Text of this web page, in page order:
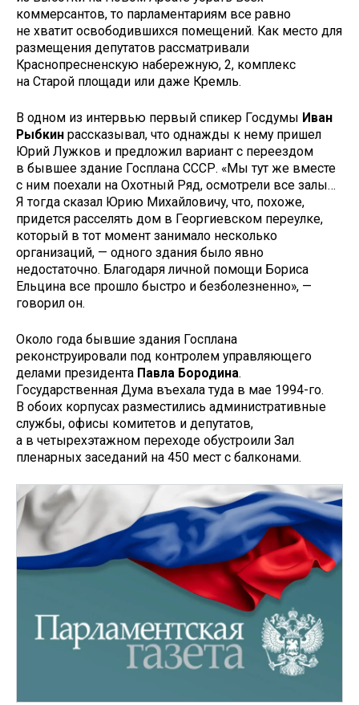
коммерсантов, то парламентариям все равно
не хватит освободившихся помещений. Как место для
размещения депутатов рассматривали
Краснопресненскую набережную, 2, комплекс
на Старой площади или даже Кремль.
В одном из интервью первый спикер Госдумы Иван
Рыбкин рассказывал, что однажды к нему пришел
Юрий Лужков и предложил вариант с переездом
в бывшее здание Госплана СССР. «Мы тут же вместе
с ним поехали на Охотный Ряд, осмотрели все залы…
Я тогда сказал Юрию Михайловичу, что, похоже,
придется расселять дом в Георгиевском переулке,
который в тот момент занимало несколько
организаций, — одного здания было явно
недостаточно. Благодаря личной помощи Бориса
Ельцина все прошло быстро и безболезненно», —
говорил он.
Около года бывшие здания Госплана
реконструировали под контролем управляющего
делами президента Павла Бородина.
Государственная Дума въехала туда в мае 1994-го.
В обоих корпусах разместились административные
службы, офисы комитетов и депутатов,
а в четырехэтажном переходе обустроили Зал
пленарных заседаний на 450 мест с балконами.